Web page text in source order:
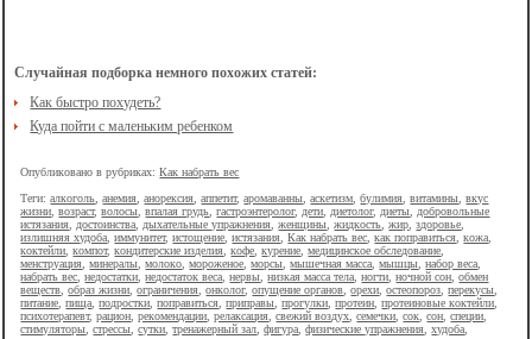
Случайная подборка немного похожих статей:
Как быстро похудеть?
Куда пойти с маленьким ребенком
Опубликовано в рубриках:Как набрать вес
Теги:алкоголь,анемия,анорексия,аппетит,аромаванны,аскетизм,булимия,витамины,вкус
жизни,возраст,волосы,впалая грудь,гастроэнтеролог,дети,диетолог,диеты,добровольные
истязания,достоинства,дыхательные упражнения,женщины,жидкость,жир,здоровье,
излишняя худоба,иммунитет,истощение,истязания,Как набрать вес,как поправиться,кожа,
коктейли,компот,кондитерские изделия,кофе,курение,медицинское обследование,
менструация,минералы,молоко,мороженое,морсы,мышечная масса,мышцы,набор веса,
набрать вес,недостатки,недостаток веса,нервы,низкая масса тела,ногти,ночной сон,обмен
веществ,образ жизни,ограничения,онколог,опущение органов,орехи,остеопороз,перекусы,
питание,пища,подростки,поправиться,приправы,прогулки,протеин,протеиновые коктейли,
психотерапевт,рацион,рекомендации,релаксация,свежий воздух,семечки,сок,сон,специи,
стимуляторы,стрессы,сутки,тренажерный зал,фигура,физические упражнения,худоба,